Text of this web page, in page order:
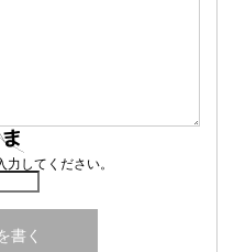
してください。